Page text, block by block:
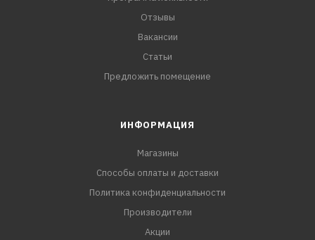
Отзывы
Вакансии
Статьи
Предложить помещение
ИНФОРМАЦИЯ
Магазины
Способы оплаты и доставки
Политика конфиденциальности
Производители
Акции